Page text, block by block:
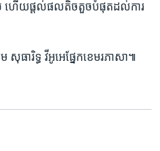
ហើយផ្តល់ផលតិចតួចបំផុតដល់ការ
ធារិទ្ធ វីអូអេផ្នែកខេមរភាសា៕